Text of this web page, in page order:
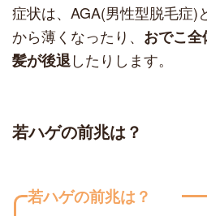
症状は、AGA(男性型脱毛症)
から薄くなったり、 おでこ全
髪が後退したりします。
若ハゲの前兆は？
若ハゲの前兆は？